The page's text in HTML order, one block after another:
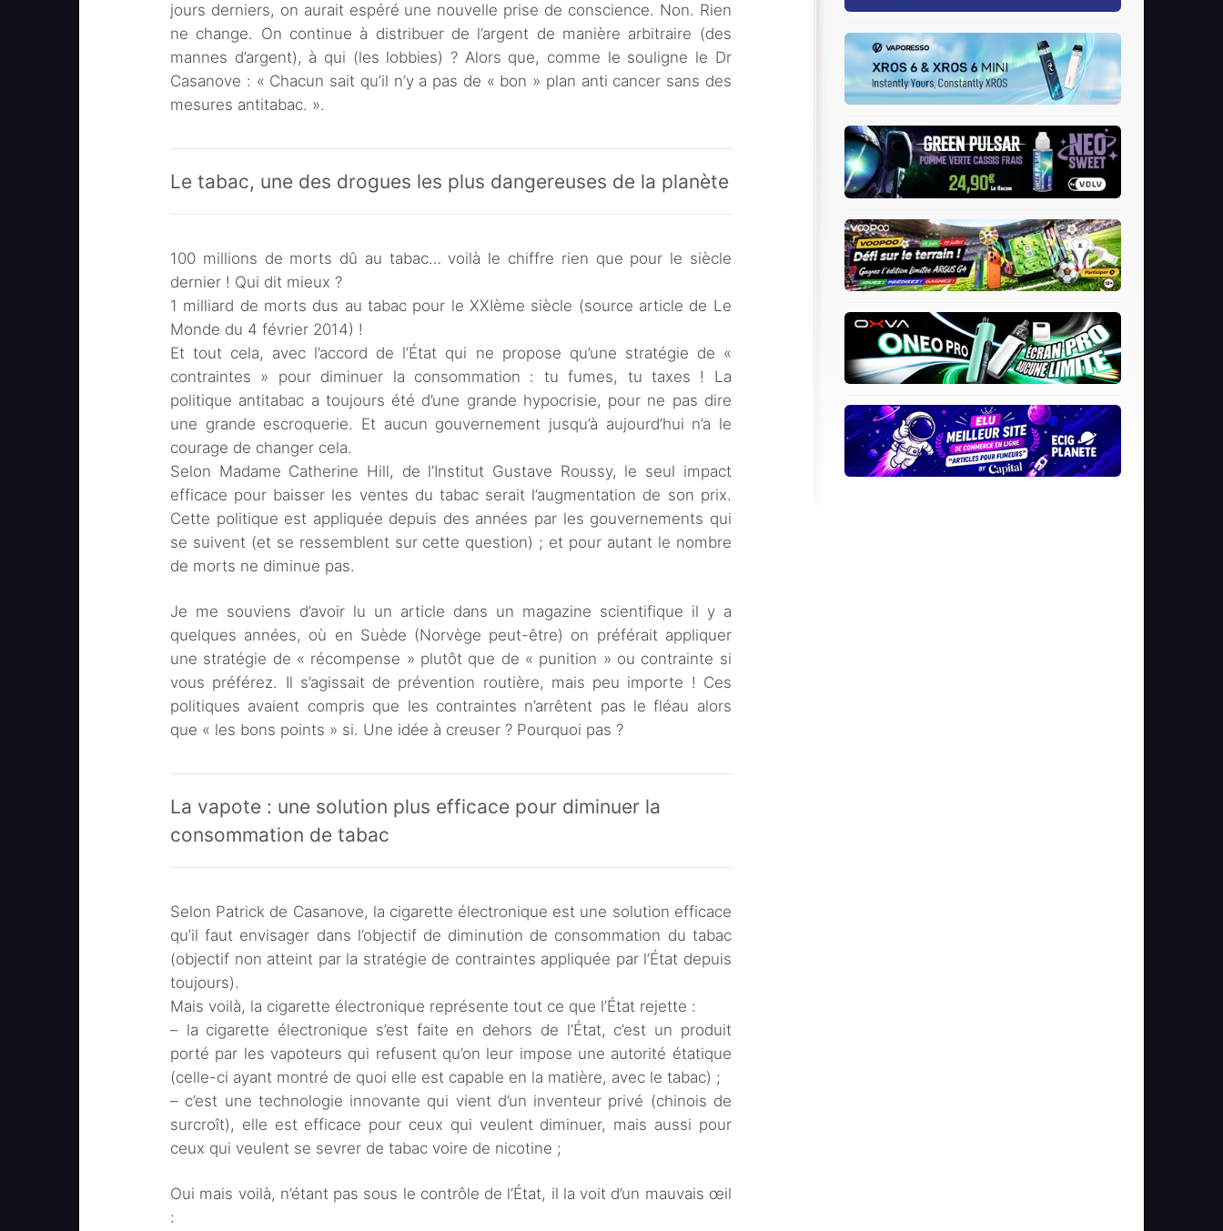
jours derniers, on aurait espéré une nouvelle prise de conscience. Non. Rien
ne change. On continue à distribuer de l’argent de manière arbitraire (des
mannes d’argent), à qui (les lobbies) ? Alors que, comme le souligne le Dr
Casanove : « Chacun sait qu’il n’y a pas de « bon » plan anti cancer sans des
mesures antitabac. ».
Le tabac, une des drogues les plus dangereuses de la planète
100 millions de morts dû au tabac… voilà le chiffre rien que pour le siècle
dernier ! Qui dit mieux ?
1 milliard de morts dus au tabac pour le XXIème siècle (source article de Le
Monde du 4 février 2014) !
Et tout cela, avec l’accord de l’État qui ne propose qu’une stratégie de «
contraintes » pour diminuer la consommation : tu fumes, tu taxes ! La
politique antitabac a toujours été d’une grande hypocrisie, pour ne pas dire
une grande escroquerie. Et aucun gouvernement jusqu’à aujourd’hui n’a le
courage de changer cela.
Selon Madame Catherine Hill, de l’Institut Gustave Roussy, le seul impact
efficace pour baisser les ventes du tabac serait l’augmentation de son prix.
Cette politique est appliquée depuis des années par les gouvernements qui
se suivent (et se ressemblent sur cette question) ; et pour autant le nombre
de morts ne diminue pas.
Je me souviens d’avoir lu un article dans un magazine scientifique il y a
quelques années, où en Suède (Norvège peut-être) on préférait appliquer
une stratégie de « récompense » plutôt que de « punition » ou contrainte si
vous préférez. Il s’agissait de prévention routière, mais peu importe ! Ces
politiques avaient compris que les contraintes n’arrêtent pas le fléau alors
que « les bons points » si. Une idée à creuser ? Pourquoi pas ?
La vapote : une solution plus efficace pour diminuer la
consommation de tabac
Selon Patrick de Casanove, la cigarette électronique est une solution efficace
qu’il faut envisager dans l’objectif de diminution de consommation du tabac
(objectif non atteint par la stratégie de contraintes appliquée par l’État depuis
toujours).
Mais voilà, la cigarette électronique représente tout ce que l’État rejette :
– la cigarette électronique s’est faite en dehors de l’État, c’est un produit
porté par les vapoteurs qui refusent qu’on leur impose une autorité étatique
(celle-ci ayant montré de quoi elle est capable en la matière, avec le tabac) ;
– c’est une technologie innovante qui vient d’un inventeur privé (chinois de
surcroît), elle est efficace pour ceux qui veulent diminuer, mais aussi pour
ceux qui veulent se sevrer de tabac voire de nicotine ;
Oui mais voilà, n’étant pas sous le contrôle de l’État, il la voit d’un mauvais œil
: